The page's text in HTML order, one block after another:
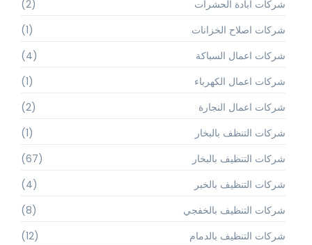
شركات ابادة الحشرات
(2)
شركات اصلاح الخزانات
(1)
شركات اعمال السباكة
(4)
شركات اعمال الكهرباء
(1)
شركات اعمال النجارة
(2)
شركات التنظف بالبخار
(1)
شركات التنظيف بالبخار
(67)
شركات التنظيف بالخبر
(4)
شركات التنظيف بالخفجي
(8)
شركات التنظيف بالدمام
(12)